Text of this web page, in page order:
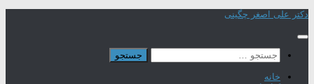
Skip
content
دکتر علی اصغر چگینی
جستجو
برای:
خانه